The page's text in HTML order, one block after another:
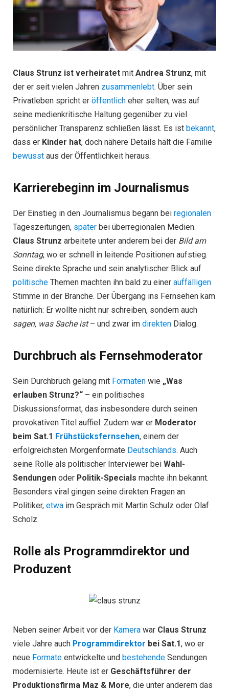
Claus Strunz ist verheiratet mit Andrea Strunz, mit
der er seit vielen Jahren zusammenlebt. Über sein
Privatleben spricht er öffentlich eher selten, was auf
seine medienkritische Haltung gegenüber zu viel
persönlicher Transparenz schließen lässt. Es ist bekannt,
dass er Kinder hat, doch nähere Details hält die Familie
bewusst aus der Öffentlichkeit heraus.
Karrierebeginn im Journalismus
Der Einstieg in den Journalismus begann bei regionalen
Tageszeitungen, später bei überregionalen Medien.
Claus Strunz arbeitete unter anderem bei der Bild am
Sonntag, wo er schnell in leitende Positionen aufstieg.
Seine direkte Sprache und sein analytischer Blick auf
politische Themen machten ihn bald zu einer auffälligen
Stimme in der Branche. Der Übergang ins Fernsehen kam
natürlich: Er wollte nicht nur schreiben, sondern auch
sagen, was Sache ist– und zwar im direkten Dialog.
Durchbruch als Fernsehmoderator
Sein Durchbruch gelang mit Formaten wie „Was
erlauben Strunz?“ – ein politisches
Diskussionsformat, das insbesondere durch seinen
provokativen Titel auffiel. Zudem war er Moderator
beim Sat.1 Frühstücksfernsehen, einem der
erfolgreichsten Morgenformate Deutschlands. Auch
seine Rolle als politischer Interviewer bei Wahl-
Sendungen oder Politik-Specials machte ihn bekannt.
Besonders viral gingen seine direkten Fragen an
Politiker, etwa im Gespräch mit Martin Schulz oder Olaf
Scholz.
Rolle als Programmdirektor und
Produzent
Neben seiner Arbeit vor der Kamera war Claus Strunz
viele Jahre auch Programmdirektor bei Sat.1, wo er
neue Formate entwickelte und bestehende Sendungen
modernisierte. Heute ist er Geschäftsführer der
Produktionsfirma Maz & More, die unter anderem das